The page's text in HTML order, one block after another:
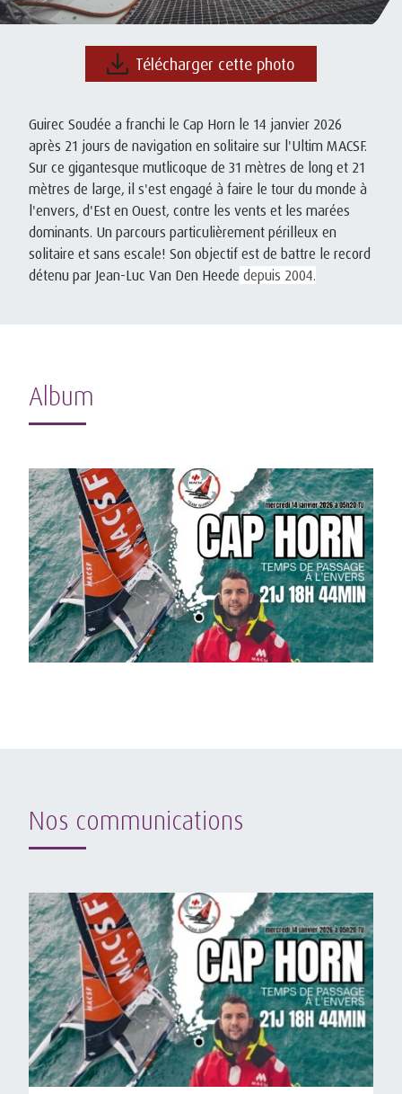
Télécharger cette photo
Guirec Soudée a franchi le Cap Horn le 14 janvier 2026
après 21 jours de navigation en solitaire sur l'Ultim MACSF.
Sur ce gigantesque mutlicoque de 31 mètres de long et 21
mètres de large, il s'est engagé à faire le tour du monde à
l'envers, d'Est en Ouest, contre les vents et les marées
dominants. Un parcours particulièrement périlleux en
solitaire et sans escale! Son objectif est de battre le record
détenu par Jean-Luc Van Den Heede depuis 2004.
Album
Nos communications